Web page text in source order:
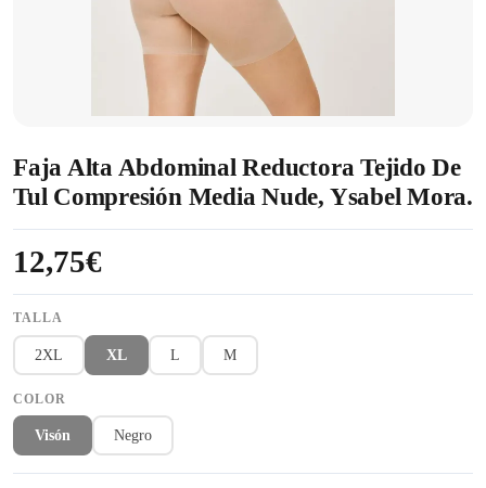
Faja Alta Abdominal Reductora Tejido De
Tul Compresión Media Nude, Ysabel Mora.
12,75€
TALLA
2XL XL L M
COLOR
Visón Negro